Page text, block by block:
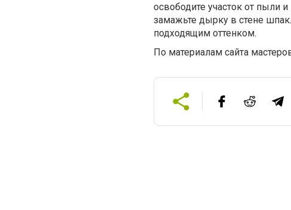
освободите участок от пыли
замажьте дырку в стене
подходящим оттенком.
По материалам сайта